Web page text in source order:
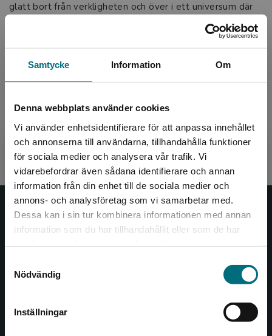
Samtycke Information Om
Denna webbplats använder cookies
Vi använder enhetsidentifierare för att anpassa innehållet
och annonserna till användarna, tillhandahålla funktioner
för sociala medier och analysera vår trafik. Vi
vidarebefordrar även sådana identifierare och annan
information från din enhet till de sociala medier och
annons- och analysföretag som vi samarbetar med.
Dessa kan i sin tur kombinera informationen med annan
information som du har tillhandahållit eller som de har
Nödvändig
Inställningar
Begränsad fraktregion
Det verkar som att du besöker
nyponochviljaforlag.se via en enhet utanför
Sverige. För att kunna slutföra ett köp måste
glatt bort från verkligheten och över i ett universum där
– Jag skulle kunna skriva om en kille som fiskar och inte får
napp. Men då skulle boken inte handla om hans
Ni fattar! Böckerna i serierna om Alf och Viggo är så långt
från vardagsrealism man kan komma.
Läs mer om Kims böcker
här
Nypon och Vilja
Nypon och Vilja förlag ger ut böcker som väcker läslust
såväl barn som vuxna.
Nypon och Vilja förlag är en del av Studentlitteratur.
Kontakta oss